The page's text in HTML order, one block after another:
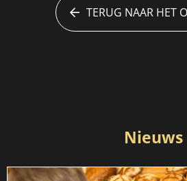
TERUG NAAR HET
Nieuws